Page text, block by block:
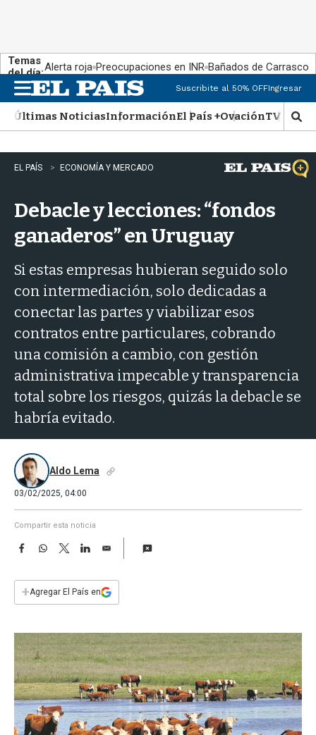
Temas
del día:Alerta roja Preocupaciones en INR Bañados de Carrasco
n
u
Suscribite al 50% OFFIngresar
Últimas NoticiasInformaciónEl País +OvaciónTV Show
M
o
s
t
r
EL PAÍS ECONOMÍA Y MERCADO
Debacle y lecciones: “fondos
ganaderos” en Uruguay
Si estas empresas hubieran seguido solo
con intermediación, solo dedicadas a
conectar las partes y viabilizar esos
contratos entre particulares, cobrando
una comisión a cambio, con gestión
administrativa impecable y transparencia
total sobre los riesgos, quizás la debacle se
habría evitado.
Aldo Lema
03/02/2025, 04:00
Compartir esta noticia
F
e
b
k
W
s
p
T
w
t
L
n
E
i
l
+Agregar El País en